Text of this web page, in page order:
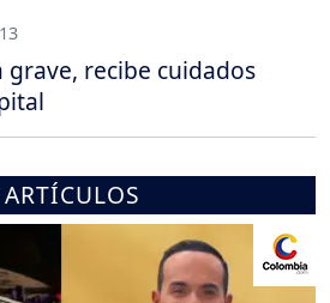
recibe cuidados